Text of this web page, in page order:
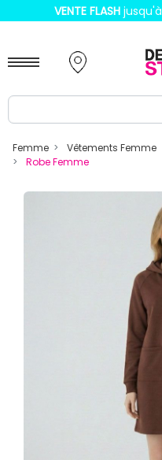
VENTE FLASH jusqu'à
Femme Vêtements Femme
Robe Femme